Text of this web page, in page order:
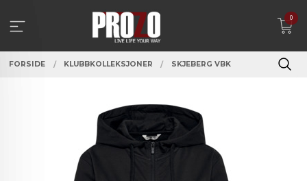
innholdet
0
FORSIDE KLUBBKOLLEKSJONER SKJEBERG VBK